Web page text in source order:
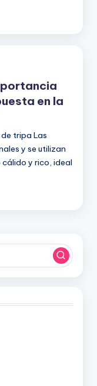
en la
tripa Las
y se utilizan
cálido y rico, ideal